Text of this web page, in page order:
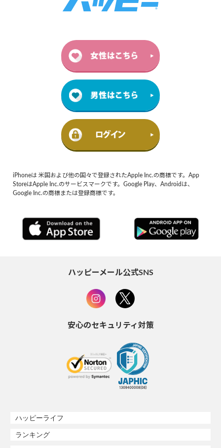
iPhoneは 米国および他の国々で登録されたApple Inc.の商標です。App
StoreはApple Inc.のサービスマークです。Google Play、Androidは、
Google Inc.の商標または登録商標です。
ハッピーメール公式SNS
安心のセキュリティ対策
ハッピーライフ
ランキング